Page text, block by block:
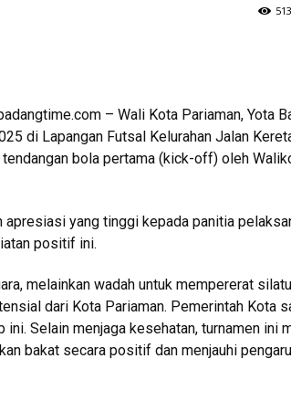
– Wali Kota Pariaman, Yota
di Lapangan Futsal Kelurahan Jalan
bola pertama (kick-off) oleh
apresiasi yang tinggi kepada panitia
positif ini.
melainkan wadah untuk mempererat
dari Kota Pariaman. Pemerintah Kota
Selain menjaga kesehatan, turnamen ini
bakat secara positif dan menjauhi